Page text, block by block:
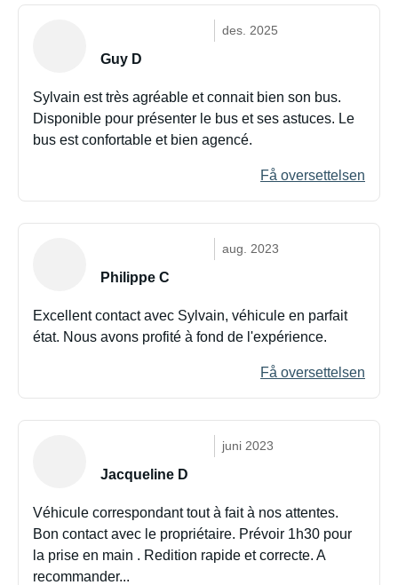
des. 2025
Guy D
Sylvain est très agréable et connait bien son bus.
Disponible pour présenter le bus et ses astuces. Le
bus est confortable et bien agencé.
Få oversettelsen
aug. 2023
Philippe C
Excellent contact avec Sylvain, véhicule en parfait
état. Nous avons profité à fond de l'expérience.
Få oversettelsen
juni 2023
Jacqueline D
Véhicule correspondant tout à fait à nos attentes.
Bon contact avec le propriétaire. Prévoir 1h30 pour
la prise en main . Redition rapide et correcte. A
recommander...